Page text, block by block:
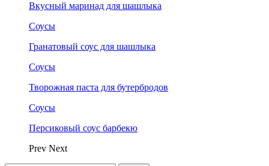
Вкусный маринад для шашлыка
Соусы
Гранатовый соус для шашлыка
Соусы
Творожная паста для бутербродов
Соусы
Персиковый соус барбекю
Prev Next